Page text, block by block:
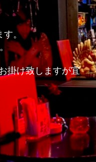
す。
掛け致しますが宜